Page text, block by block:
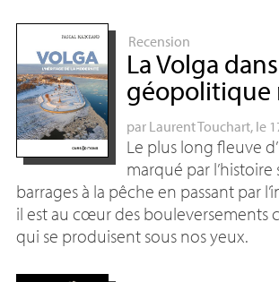
Recension
La Volga
géopolitique
par Laurent Touchart, le
Le plus long fleuve
marqué par
barrages à la pêche en passant par
il est au cœur des bouleversements
qui se produisent sous nos yeux.